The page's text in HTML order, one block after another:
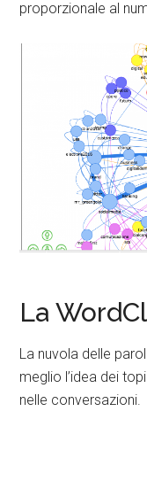
proporzionale al
La
La nuvola delle
meglio l’idea dei
nelle conversazioni.